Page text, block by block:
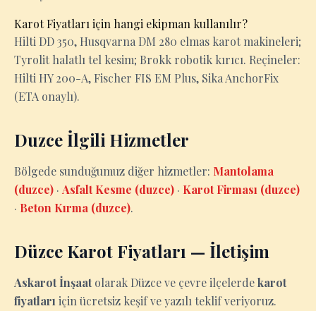
Karot Fiyatları için hangi ekipman kullanılır?
Hilti DD 350, Husqvarna DM 280 elmas karot makineleri;
Tyrolit halatlı tel kesim; Brokk robotik kırıcı. Reçineler:
Hilti HY 200-A, Fischer FIS EM Plus, Sika AnchorFix
(ETA onaylı).
Duzce İlgili Hizmetler
Bölgede sunduğumuz diğer hizmetler: Mantolama
(duzce) · Asfalt Kesme (duzce) · Karot Firması (duzce)
· Beton Kırma (duzce).
Düzce Karot Fiyatları — İletişim
Askarot İnşaatolarak Düzce ve çevre ilçelerdekarot
fiyatları için ücretsiz keşif ve yazılı teklif veriyoruz.